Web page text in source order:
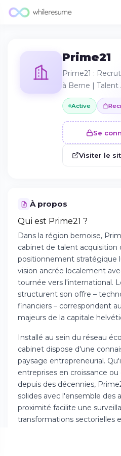
Prime21
Prime21 :
à Berne | Talent
Active
Se
Visiter le
À propos
Qui est Prime21 ?
Dans la région bernoise,
cabinet de talent acquisition
positionnement stratégique
vision ancrée localement
tournée vers l'international.
structurent son offre –
financiers – correspondent
majeurs de la capitale
Installé au sein du réseau
cabinet dispose d'une
paysage entrepreneurial.
entreprises en croissance
depuis des décennies,
solides avec l'ensemble des
proximité facilite une
transformations sectorielles